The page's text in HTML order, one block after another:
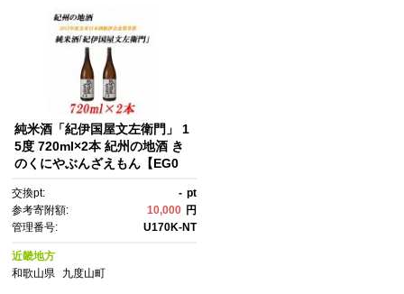
純米酒「紀伊国屋文左衛門」 1
5度 720ml×2本 紀州の地酒 き
のくにやぶんざえもん【EG0
交換pt: - pt
参考寄附額:
10,000 円
管理番号:
U170K-NT
近畿地方
和歌山県
九度山町